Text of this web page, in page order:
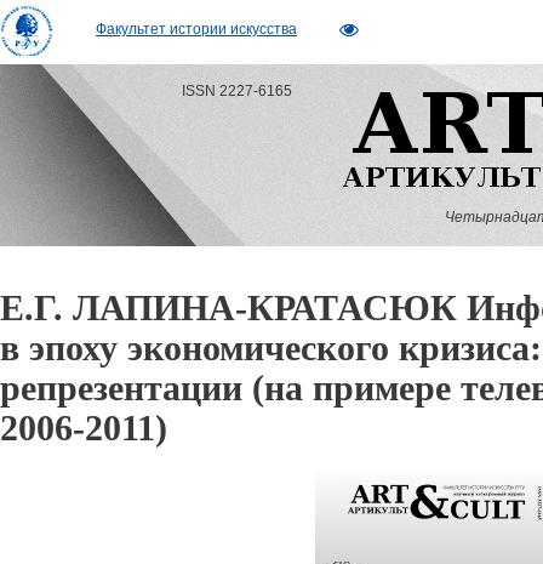
Факультет истории искусства
ISSN 2227-6165
Е.Г. ЛАПИНА-КРАТАСЮК
в эпоху экономического
репрезентации (на примере
2006-2011)